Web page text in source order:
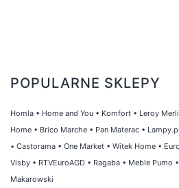
POPULARNE SKLEPY
Homla • Home and You • Komfort • Leroy
Home • Brico Marche • Pan Materac • Lampy.pl
• Castorama • One Market • Witek Home •
Visby • RTVEuroAGD • Ragaba • Meble Pumo •
Makarowski